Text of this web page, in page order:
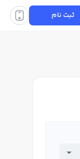
ثبت نام